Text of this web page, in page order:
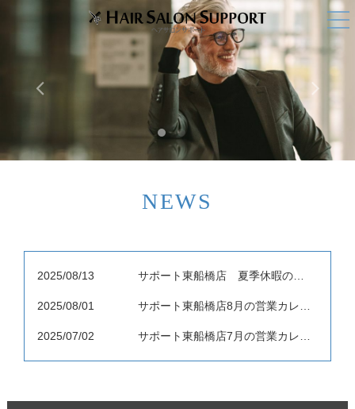
NEWS
2025/08/13
2025/08/01
2025/07/02